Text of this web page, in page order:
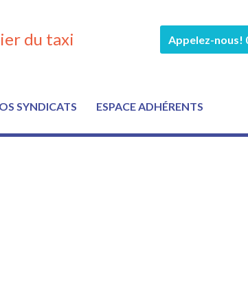
du taxi Appelez-nous!
SYNDICATS ESPACE ADHÉRENTS